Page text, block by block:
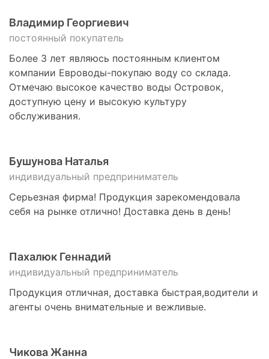
Владимир Георгиевич
постоянный покупатель
Более 3 лет являюсь постоянным клиентом
компании Евроводы-покупаю воду со склада.
Отмечаю высокое качество воды Островок,
доступную цену и высокую культуру
обслуживания.
Бушунова Наталья
индивидуальный предприниматель
Серьезная фирма! Продукция зарекомендовала
себя на рынке отлично! Доставка день в день!
Пахалюк Геннадий
индивидуальный предприниматель
Продукция отличная, доставка быстрая,водители и
агенты очень внимательные и вежливые.
Чикова Жанна